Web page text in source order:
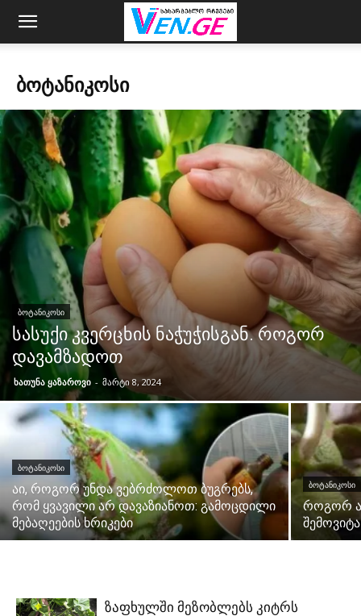
ᲑᲝᲢᲐᲜᲘᲙᲝᲡᲘ
ᲑᲝᲢᲐᲜᲘᲙᲝᲡᲘ
სასუქი კვერცხის ნაჭუჭისგან. როგორ
დავამზადოთ
ხათუნა ყაზაროვი - მარტი 8, 2024
ᲑᲝᲢᲐᲜᲘᲙᲝᲡᲘ
აი, როგორ უნდა ვებრძოლოთ ბუგრებს,
რომ ყვავილი არ დავაზიანოთ: გამოცდილი
მებაღეების ხრიკები
ᲑᲝᲢᲐᲜᲘᲙᲝᲡᲘ
როგორ
ზაფხულში მეზობლებს კიტრს